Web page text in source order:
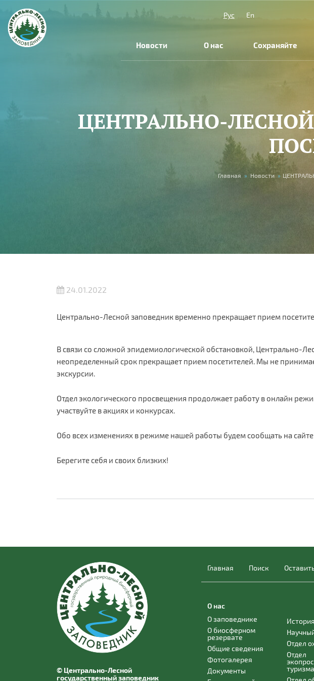
Перейти к основному содержанию
Рус
En
Новости О нас Сохраняйте
ЦЕНТРАЛЬНО-
Главная » Новости »
24.01.2022
Центрально-Лесной заповедник временно прекращает прием
В связи со сложной эпидемиологической обстановкой, Центрально-
неопределенный срок прекращает прием посетителей. Мы не
экскурсии.
Отдел экологического просвещения продолжает работу в онлайн
участвуйте в акциях и конкурсах.
Обо всех изменениях в режиме нашей работы будем сообщать на сайте
Берегите себя и своих близких!
© Центрально-Лесной
государственный заповедник
Главная Поиск
О нас
О заповеднике
О биосферном
резервате
Общие сведения
Фотогалерея
Документы
История
Отдел
Отдел
туризма